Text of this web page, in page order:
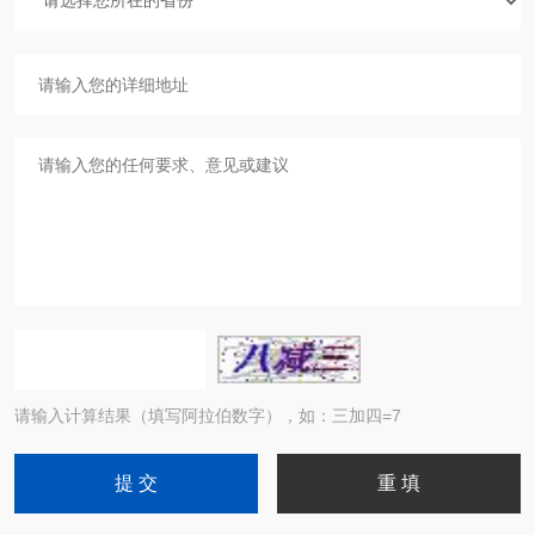
请输入计算结果（填写阿拉伯数字），如：三加四=7